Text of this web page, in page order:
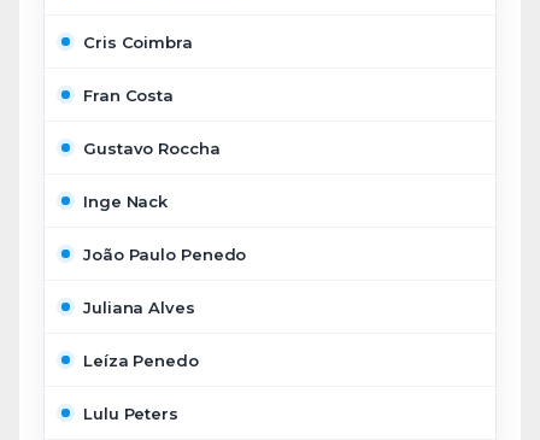
Cris Coimbra
Fran Costa
Gustavo Roccha
Inge Nack
João Paulo Penedo
Juliana Alves
Leíza Penedo
Lulu Peters